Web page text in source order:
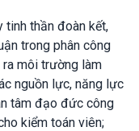
thần đoàn kết,
trong phân công
môi trường làm
nguồn lực, năng lực
tâm đạo đức công
kiểm toán viên;